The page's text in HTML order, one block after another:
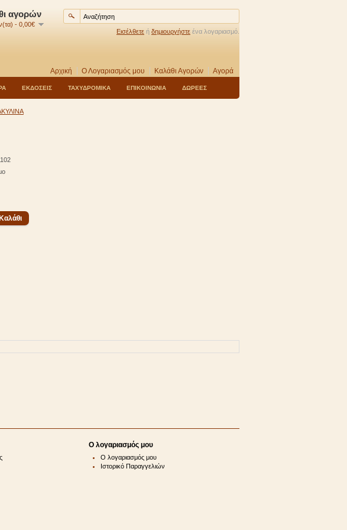
αγορών
- 0,00€
Εισέλθετε ή δημιουργήστε ένα λογαριασμό.
Αρχική Ο Λογαριασμός μου Καλάθι Αγορών Αγορά
ΕΚΔΟΣΕΙΣ ΤΑΧΥΔΡΟΜΙΚΑ ΕΠΙΚΟΙΝΩΝΙΑ ΔΩΡΕΕΣ
Ο λογαριασμός μου
Ο λογαριασμός μου
Ιστορικό Παραγγελιών